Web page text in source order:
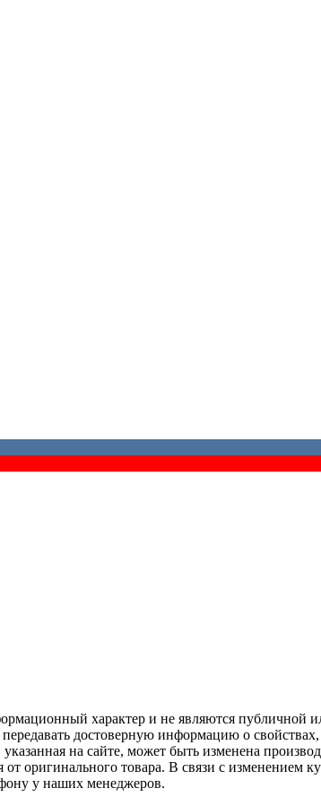
характер и не являются публичной
достоверную информацию о
на сайте, может быть изменена
от оригинального товара. В связи с изменением
у наших менеджеров.